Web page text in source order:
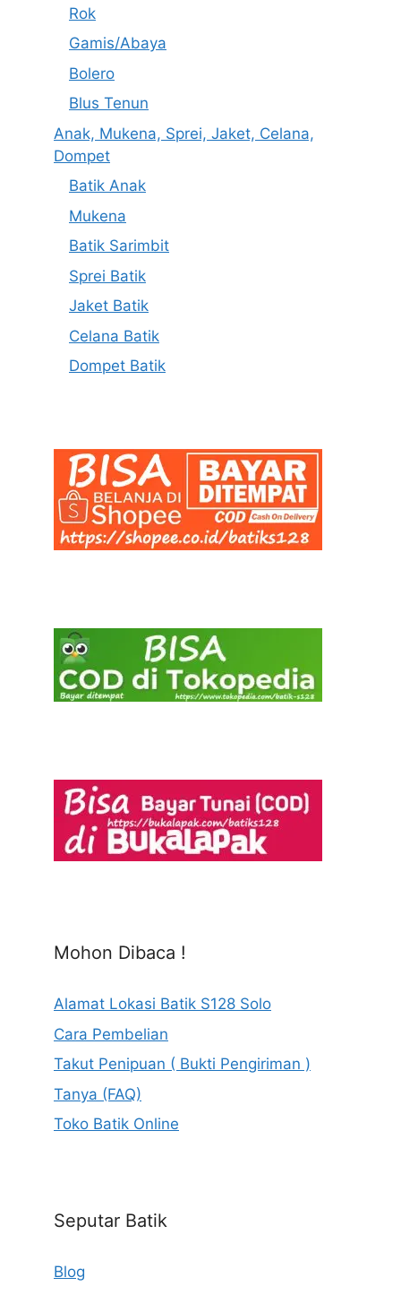
Rok
Gamis/Abaya
Bolero
Blus Tenun
Anak, Mukena, Sprei, Jaket, Celana,
Dompet
Batik Anak
Mukena
Batik Sarimbit
Sprei Batik
Jaket Batik
Celana Batik
Dompet Batik
Mohon Dibaca !
Alamat Lokasi Batik S128 Solo
Cara Pembelian
Takut Penipuan ( Bukti Pengiriman )
Tanya (FAQ)
Toko Batik Online
Seputar Batik
Blog